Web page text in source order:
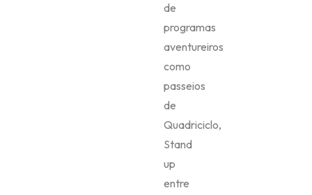
de
programas
aventureiros
como
passeios
de
Quadriciclo,
Stand
up
entre